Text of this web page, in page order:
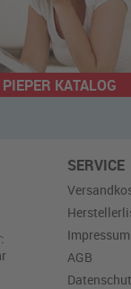
PIEPER KATALOG
SERVICE
Impressum
AGB